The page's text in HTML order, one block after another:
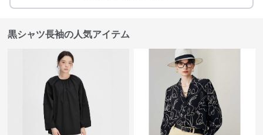
黒シャツ長袖の人気アイテム